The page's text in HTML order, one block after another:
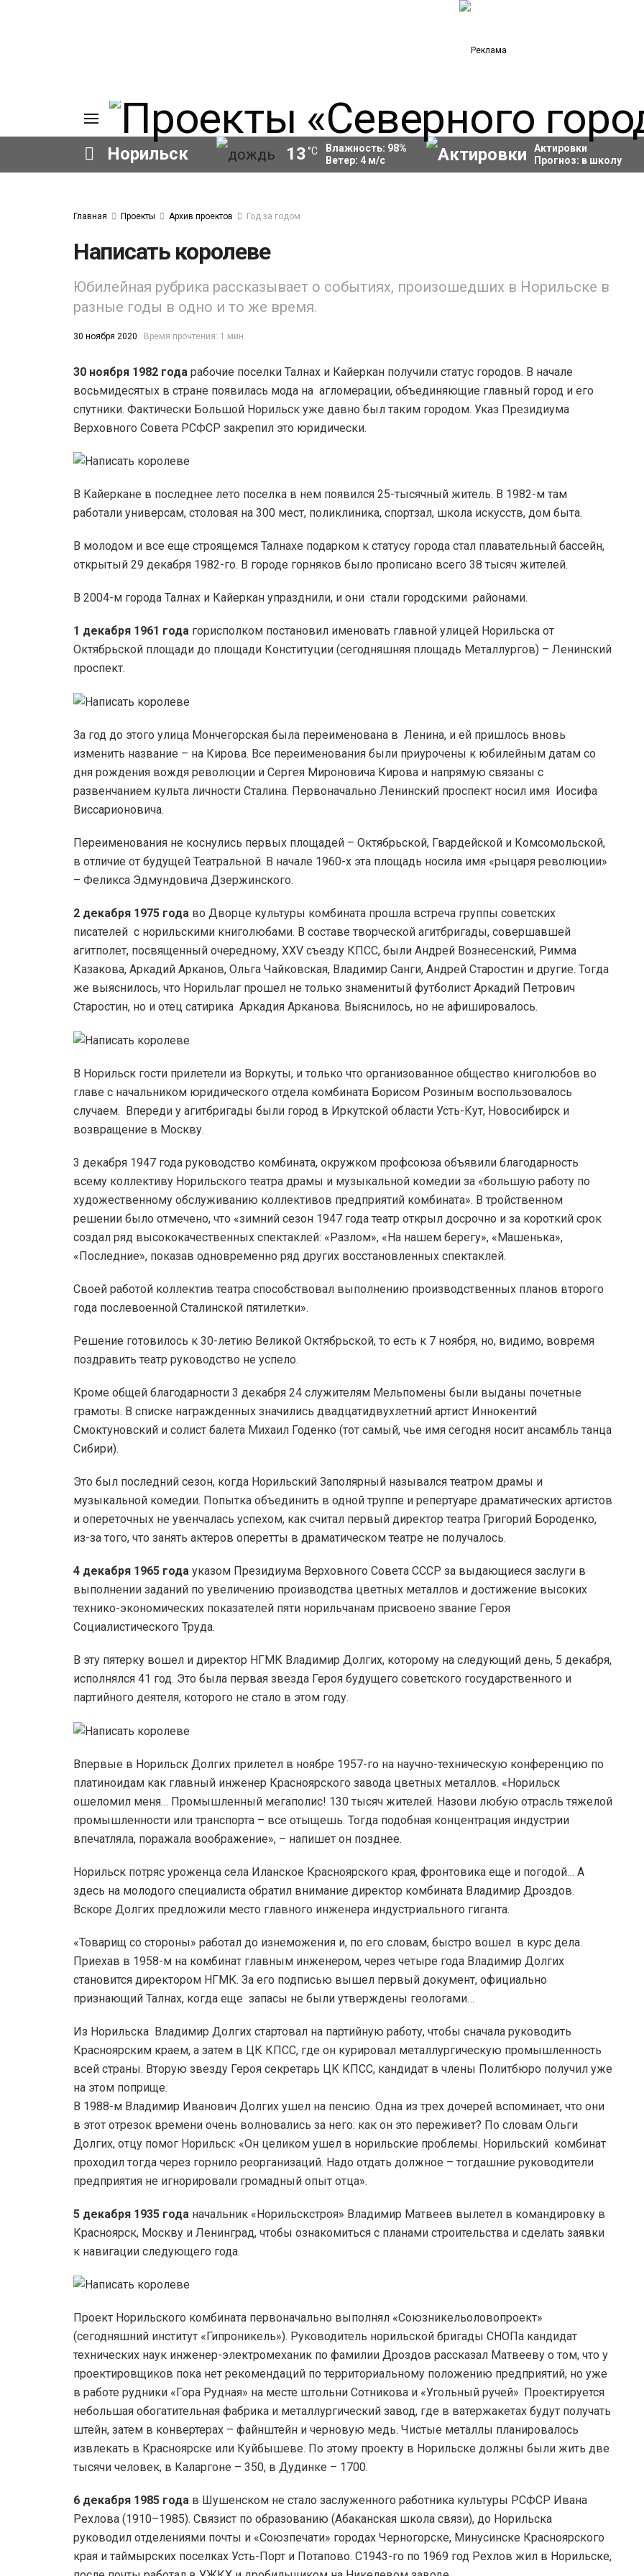
Норильск 13 °C Влажность: 98%
Ветер: 4м/с
Актировки
Прогноз: в школу
Главная Проекты Архив проектов Год за годом
Написать королеве
Юбилейная рубрика рассказывает о событиях, произошедших в Норильске в
разные годы в одно и то же время.
30 ноября 2020 Время прочтения: 1 мин.
30 ноября 1982 года рабочие поселки Талнах и Кайеркан получили статус городов. В начале
восьмидесятых в стране появилась мода на агломерации, объединяющие главный город и его
спутники. Фактически Большой Норильск уже давно был таким городом. Указ Президиума
Верховного Совета РСФСР закрепил это юридически.
В Кайеркане в последнее лето поселка в нем появился 25-тысячный житель. В 1982-м там
работали универсам, столовая на 300 мест, поликлиника, спортзал, школа искусств, дом быта.
В молодом и все еще строящемся Талнахе подарком к статусу города стал плавательный бассейн,
открытый 29 декабря 1982-го. В городе горняков было прописано всего 38 тысяч жителей.
В 2004-м города Талнах и Кайеркан упразднили, и они стали городскими районами.
1 декабря 1961 года горисполком постановил именовать главной улицей Норильска от
Октябрьской площади до площади Конституции (сегодняшняя площадь Металлургов) – Ленинский
проспект.
За год до этого улица Мончегорская была переименована в Ленина, и ей пришлось вновь
изменить название – на Кирова. Все переименования были приурочены к юбилейным датам со
дня рождения вождя революции и Сергея Мироновича Кирова и напрямую связаны с
развенчанием культа личности Сталина. Первоначально Ленинский проспект носил имя Иосифа
Виссарионовича.
Переименования не коснулись первых площадей – Октябрьской, Гвардейской и Комсомольской,
в отличие от будущей Театральной. В начале 1960-х эта площадь носила имя «рыцаря революции»
– Феликса Эдмундовича Дзержинского.
2 декабря 1975 года во Дворце культуры комбината прошла встреча группы советских
писателей с норильскими книголюбами. В составе творческой агитбригады, совершавшей
агитполет, посвященный очередному, ХХV съезду КПСС, были Андрей Вознесенский, Римма
Казакова, Аркадий Арканов, Ольга Чайковская, Владимир Санги, Андрей Старостин и другие. Тогда
же выяснилось, что Норильлаг прошел не только знаменитый футболист Аркадий Петрович
Старостин, но и отец сатирика Аркадия Арканова. Выяснилось, но не афишировалось.
В Норильск гости прилетели из Воркуты, и только что организованное общество книголюбов во
главе с начальником юридического отдела комбината Борисом Розиным воспользовалось
случаем. Впереди у агитбригады были город в Иркутской области Усть-Кут, Новосибирск и
возвращение в Москву.
3 декабря 1947 года руководство комбината, окружком профсоюза объявили благодарность
всему коллективу Норильского театра драмы и музыкальной комедии за «большую работу по
художественному обслуживанию коллективов предприятий комбината». В тройственном
решении было отмечено, что «зимний сезон 1947 года театр открыл досрочно и за короткий срок
создал ряд высококачественных спектаклей: «Разлом», «На нашем берегу», «Машенька»,
«Последние», показав одновременно ряд других восстановленных спектаклей.
Своей работой коллектив театра способствовал выполнению производственных планов второго
года послевоенной Сталинской пятилетки».
Решение готовилось к 30-летию Великой Октябрьской, то есть к 7 ноября, но, видимо, вовремя
поздравить театр руководство не успело.
Кроме общей благодарности 3 декабря 24 служителям Мельпомены были выданы почетные
грамоты. В списке награжденных значились двадцатидвухлетний артист Иннокентий
Смоктуновский и солист балета Михаил Годенко (тот самый, чье имя сегодня носит ансамбль танца
Сибири).
Это был последний сезон, когда Норильский Заполярный назывался театром драмы и
музыкальной комедии. Попытка объединить в одной труппе и репертуаре драматических артистов
и опереточных не увенчалась успехом, как считал первый директор театра Григорий Бороденко,
из-за того, что занять актеров оперетты в драматическом театре не получалось.
4 декабря 1965 года указом Президиума Верховного Совета СССР за выдающиеся заслуги в
выполнении заданий по увеличению производства цветных металлов и достижение высоких
технико-экономических показателей пяти норильчанам присвоено звание Героя
Социалистического Труда.
В эту пятерку вошел и директор НГМК Владимир Долгих, которому на следующий день, 5 декабря,
исполнялся 41 год. Это была первая звезда Героя будущего советского государственного и
партийного деятеля, которого не стало в этом году.
Впервые в Норильск Долгих прилетел в ноябре 1957-го на научно-техническую конференцию по
платиноидам как главный инженер Красноярского завода цветных металлов. «Норильск
ошеломил меня… Промышленный мегаполис! 130 тысяч жителей. Назови любую отрасль тяжелой
промышленности или транспорта – все отыщешь. Тогда подобная концентрация индустрии
впечатляла, поражала воображение», – напишет он позднее.
Норильск потряс уроженца села Иланское Красноярского края, фронтовика еще и погодой… А
здесь на молодого специалиста обратил внимание директор комбината Владимир Дроздов.
Вскоре Долгих предложили место главного инженера индустриального гиганта.
«Товарищ со стороны» работал до изнеможения и, по его словам, быстро вошел в курс дела.
Приехав в 1958-м на комбинат главным инженером, через четыре года Владимир Долгих
становится директором НГМК. За его подписью вышел первый документ, официально
признающий Талнах, когда еще запасы не были утверждены геологами…
Из Норильска Владимир Долгих стартовал на партийную работу, чтобы сначала руководить
Красноярским краем, а затем в ЦК КПСС, где он курировал металлургическую промышленность
всей страны. Вторую звезду Героя секретарь ЦК КПСС, кандидат в члены Политбюро получил уже
на этом поприще.
В 1988-м Владимир Иванович Долгих ушел на пенсию. Одна из трех дочерей вспоминает, что они
в этот отрезок времени очень волновались за него: как он это переживет? По словам Ольги
Долгих, отцу помог Норильск: «Он целиком ушел в норильские проблемы. Норильский комбинат
проходил тогда через горнило реорганизаций. Надо отдать должное – тогдашние руководители
предприятия не игнорировали громадный опыт отца».
5 декабря 1935 года начальник «Норильскстроя» Владимир Матвеев вылетел в командировку в
Красноярск, Москву и Ленинград, чтобы ознакомиться с планами строительства и сделать заявки
к навигации следующего года.
Проект Норильского комбината первоначально выполнял «Союзникельоловопроект»
(сегодняшний институт «Гипроникель»). Руководитель норильской бригады СНОПа кандидат
технических наук инженер-электромеханик по фамилии Дроздов рассказал Матвееву о том, что у
проектировщиков пока нет рекомендаций по территориальному положению предприятий, но уже
в работе рудники «Гора Рудная» на месте штольни Сотникова и «Угольный ручей». Проектируется
небольшая обогатительная фабрика и металлургический завод, где в ватержакетах будут получать
штейн, затем в конвертерах – файнштейн и черновую медь. Чистые металлы планировалось
извлекать в Красноярске или Куйбышеве. По этому проекту в Норильске должны были жить две
тысячи человек, в Каларгоне – 350, в Дудинке – 1700.
6 декабря 1985 года в Шушенском не стало заслуженного работника культуры РСФСР Ивана
Рехлова (1910–1985). Связист по образованию (Абаканская школа связи), до Норильска
руководил отделениями почты и «Союзпечати» городах Черногорске, Минусинске Красноярского
края и таймырских поселках Усть-Порт и Потапово. С1943-го по 1969 год Рехлов жил в Норильске,